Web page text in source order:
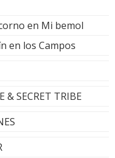
en Mi bemol
en los Campos
& SECRET TRIBE